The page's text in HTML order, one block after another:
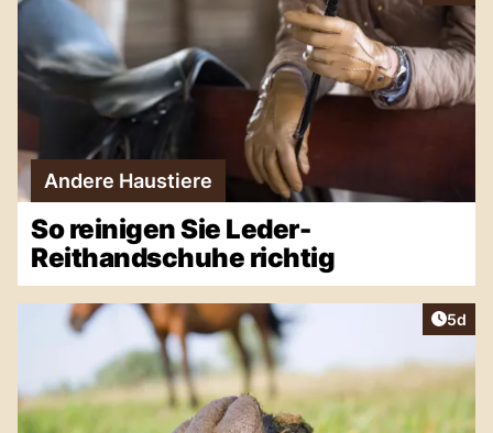
Andere Haustiere
So reinigen Sie Leder-
Reithandschuhe richtig
5d